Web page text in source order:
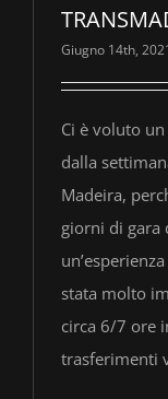
Giugno 14th,
Ci è voluto
dalla
Madeira,
giorni di gara
stata molto
circa 6/7 ore
trasferimenti